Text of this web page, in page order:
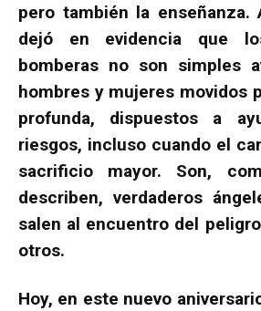
pero también la enseñanza.
dejó en evidencia que
bomberas no son simples
hombres y mujeres movidos
profunda, dispuestos a
riesgos, incluso cuando el
sacrificio mayor. Son,
describen, verdaderos
salen al encuentro del
otros.
Hoy, en este nuevo